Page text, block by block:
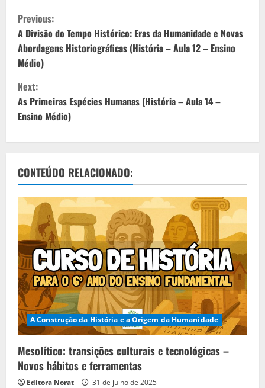
C
o
n
t
i
n
u
e
R
e
a
d
i
n
g
Previous:
A Divisão do Tempo Histórico: Eras da Humanidade e Novas
Abordagens Historiográficas (História – Aula 12 – Ensino
Médio)
Next:
As Primeiras Espécies Humanas (História – Aula 14 –
Ensino Médio)
CONTEÚDO RELACIONADO:
A Construção da História e a Origem da Humanidade
Mesolítico: transições culturais e tecnológicas –
Novos hábitos e ferramentas
Editora Norat 31 de julho de 2025